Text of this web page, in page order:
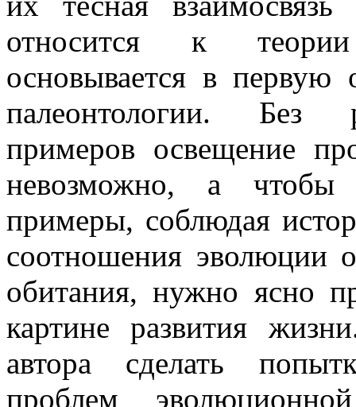
относится к
основывается в
палеонтологии. Без
примеров освещение
невозможно, а чтобы
примеры, соблюдая
соотношения эволюции
обитания, нужно ясно
картине развития
автора сделать
проблем